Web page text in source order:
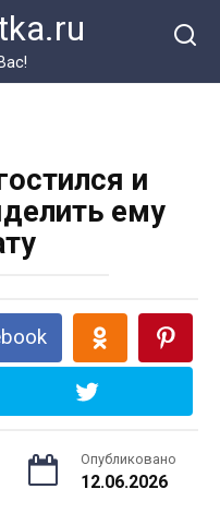
и
ему
Опубликовано
12.06.2026